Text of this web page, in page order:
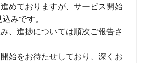
めておりますが、サービス開始
みです。
、進捗については順次ご報告さ
始をお待たせしており、深くお